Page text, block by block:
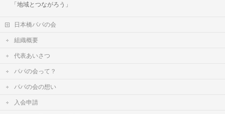
「地域とつながろう」
日本橋パパの会
組織概要
代表あいさつ
パパの会って？
パパの会の想い
入会申請